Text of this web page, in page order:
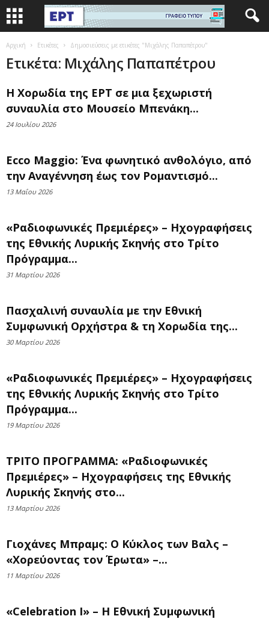
Αρχική Ετικέτες Δημοσιεύσεις με ετικέτες "Μιχάλης Παπαπέτρου"
Ετικέτα: Μιχάλης Παπαπέτρου
Η Χορωδία της ΕΡΤ σε μια ξεχωριστή
συναυλία στο Μουσείο Μπενάκη...
24 Ιουλίου 2026
Ecco Maggio: Ένα φωνητικό ανθολόγιο, από
την Αναγέννηση έως τον Ρομαντισμό...
13 Μαΐου 2026
«Ραδιοφωνικές Πρεμιέρες» – Ηχογραφήσεις
της Εθνικής Λυρικής Σκηνής στο Τρίτο
Πρόγραμμα...
31 Μαρτίου 2026
Πασχαλινή συναυλία με την Εθνική
Συμφωνική Ορχήστρα & τη Χορωδία της...
30 Μαρτίου 2026
«Ραδιοφωνικές Πρεμιέρες» – Ηχογραφήσεις
της Εθνικής Λυρικής Σκηνής στο Τρίτο
Πρόγραμμα...
19 Μαρτίου 2026
ΤΡΙΤΟ ΠΡΟΓΡΑΜΜΑ: «Ραδιοφωνικές
Πρεμιέρες» – Ηχογραφήσεις της Εθνικής
Λυρικής Σκηνής στο...
13 Μαρτίου 2026
Γιοχάνες Μπραμς: Ο Κύκλος των Βαλς –
«Χορεύοντας τον Έρωτα» –...
11 Μαρτίου 2026
«Celebration Ι» – Η Εθνική Συμφωνική